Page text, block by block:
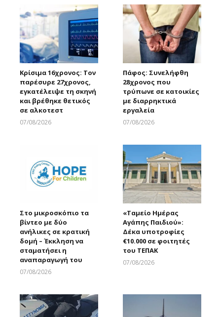
Κρίσιμα 16χρονος: Τον
παρέσυρε 27χρονος,
εγκατέλειψε τη σκηνή
και βρέθηκε θετικός
σε αλκοτεστ
07/08/2026
Πάφος: Συνελήφθη
28χρονος που
τρύπωνε σε κατοικίες
με διαρρηκτικά
εργαλεία
07/08/2026
Στο μικροσκόπιο τα
βίντεο με δύο
ανήλικες σε κρατική
δομή – Έκκληση να
σταματήσει η
αναπαραγωγή του
07/08/2026
«Ταμείο Ημέρας
Αγάπης Παιδιού»:
Δέκα υποτροφίες
€10.000 σε φοιτητές
του ΤΕΠΑΚ
07/08/2026